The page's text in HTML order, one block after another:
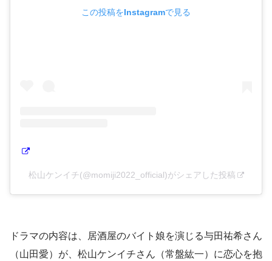
この投稿をInstagramで見る
松山ケンイチ(@momiji2022_official)がシェアした投稿
ドラマの内容は、居酒屋のバイト娘を演じる与田祐希さん
（山田愛）が、松山ケンイチさん（常盤紘一）に恋心を抱